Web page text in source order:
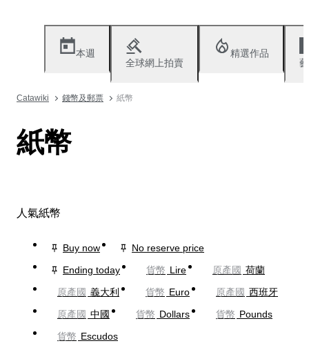
本週
全球網上拍賣
精選作品
Catawiki 錢幣及郵票 紙幣
紙幣
人氣紙幣
Buy now
No reserve price
Ending today
貨幣 Lire 原產國 荷蘭
原產國 義大利 貨幣 Euro 原產國 西班牙
原產國 中國 貨幣 Dollars 貨幣 Pounds
貨幣 Escudos